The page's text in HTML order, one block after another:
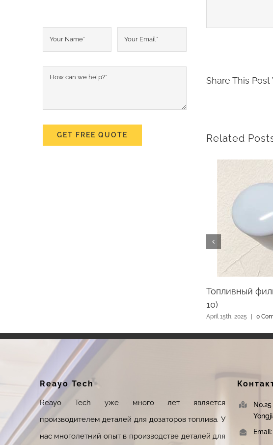
Share This
Related
Топливный
10)
April 15th, 2025 0
GET FREE QUOTE
Reayo Tech
Reayo Tech уже много лет является
производителем деталей для дозаторов топлива. У
нас многолетний опыт в производстве деталей для